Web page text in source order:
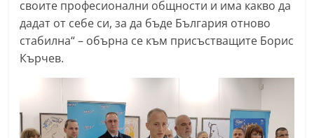
своите професионални общности и има какво да
дадат от себе си, за да бъде България отново
стабилна“ – обърна се към присъстващите Борис
Кърчев.